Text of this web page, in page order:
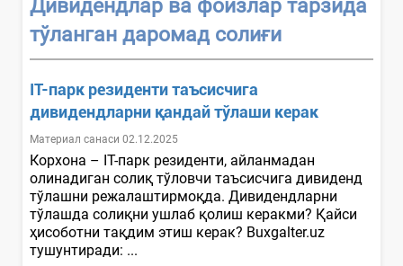
Дивидендлар ва фоизлар тарзида
тўланган даромад солиғи
IT-парк резиденти таъсисчига
дивидендларни қандай тўлаши керак
Материал санаси 02.12.2025
Корхона – IТ-парк резиденти, айланмадан
олинадиган солиқ тўловчи таъсисчига дивиденд
тўлашни режалаштирмоқда. Дивидендларни
тўлашда солиқни ушлаб қолиш керакми? Қайси
ҳисоботни тақдим этиш керак? Buxgalter.uz
тушунтиради: ...